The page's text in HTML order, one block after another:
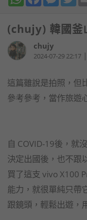
(chujy) 韓國
chujy
2024-07-29 22:17 |
這篇雖說是拍照，但
參考參考，當作旅遊
自 COVID-19後，就
決定出國後，也不跟
買了這支 vivo X100
能力，就很單純只帶
跟鏡頭，輕鬆出遊，